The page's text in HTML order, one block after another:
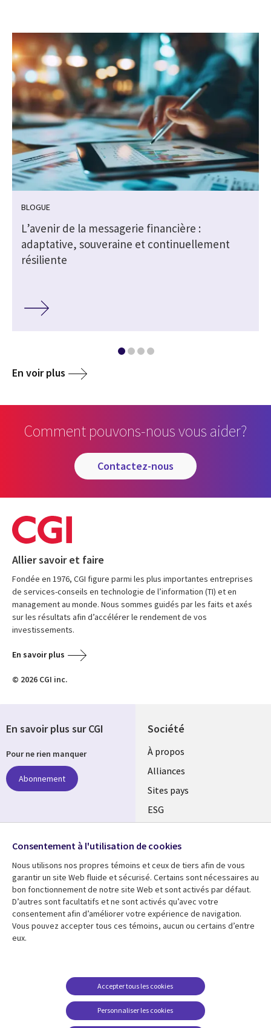
BLOGUE
L’avenir de la messagerie financière :
adaptative, souveraine et continuellement
résiliente
En voir plus
Comment pouvons-nous vous aider?
contactez-nous
Allier savoir et faire
Fondée en 1976, CGI figure parmi les plus importantes entreprises
de services-conseils en technologie de l’information (TI) et en
management au monde. Nous sommes guidés par les faits et axés
sur les résultats afin d’accélérer le rendement de vos
investissements.
En savoir plus
© 2026 CGI inc.
Société
À propos
Alliances
Sites pays
ESG
Fusions
Salle de presse
Ressources
Articles
Études de cas
Baladodiffusions
Support
Restrictions et
conditions juridiques
Carrières FAQ
En savoir plus sur CGI
Pour ne rien manquer
Abonnement
Suivez-nous
Social
Media
Global
FR
Consentement à l'utilisation de cookies
Nous utilisons nos propres témoins et ceux de tiers afin de vous
garantir un site Web fluide et sécurisé. Certains sont nécessaires au
bon fonctionnement de notre site Web et sont activés par défaut.
D’autres sont facultatifs et ne sont activés qu’avec votre
consentement afin d’améliorer votre expérience de navigation.
Vous pouvez accepter tous ces témoins, aucun ou certains d’entre
eux.
Personnaliser les cookies
Accepter tous les cookies